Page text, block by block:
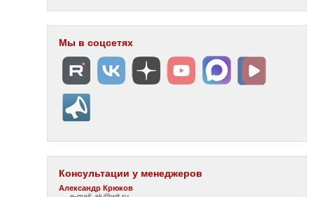
Мы в соцсетях
Консультации у менеджеров
Александр Крюков